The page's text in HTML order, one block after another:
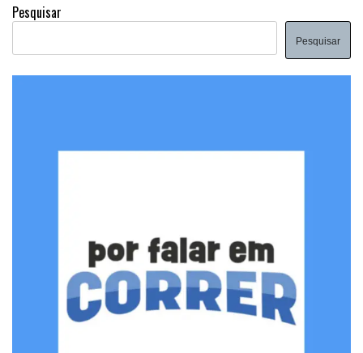
Pesquisar
Pesquisar